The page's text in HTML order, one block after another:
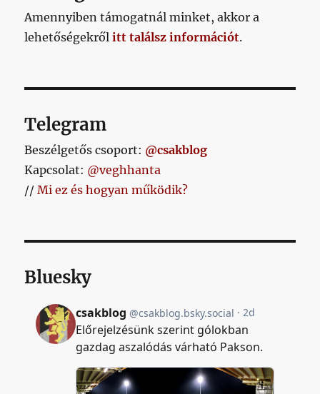
Amennyiben támogatnál minket, akkor a
lehetőségekrőlitt találsz információt.
Telegram
Beszélgetős csoport: @csakblog
Kapcsolat: @veghhanta
//Mi ez és hogyan működik?
Bluesky